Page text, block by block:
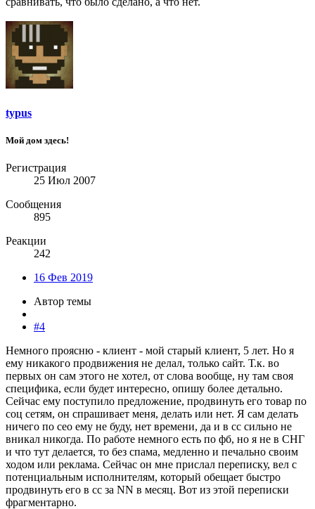
typus
Мой дом здесь!
Регистрация
25 Июл 2007
Сообщения
895
Реакции
242
16 Фев 2019
Автор темы
#4
Немного проясню - клиент - мой старый клиент, 5 лет. Но я
ему никакого продвижения не делал, только сайт. Т.к. во
первых он сам этого не хотел, от слова вообще, ну там своя
специфика, если будет интересно, опишу более детально.
Сейчас ему поступило предложение, продвинуть его товар по
соц сетям, он спрашивает меня, делать или нет. Я сам делать
ничего по сео ему не буду, нет времени, да и в сс сильно не
вникал никогда. По работе немного есть по фб, но я не в СНГ
и что тут делается, то без спама, медленно и печально своим
ходом или реклама. Сейчас он мне прислал переписку, вел с
потенциальным исполнителям, который обещает быстро
продвинуть его в сс за NN в месяц. Вот из этой переписки
фрагментарно.